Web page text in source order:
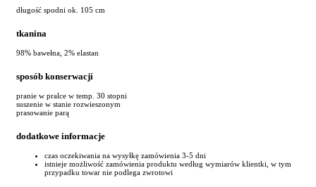
długość spodni ok. 105 cm
tkanina
98% bawełna, 2% elastan
sposób konserwacji
pranie w pralce w temp. 30 stopni
suszenie w stanie rozwieszonym
prasowanie parą
dodatkowe informacje
czas oczekiwania na wysyłkę zamówienia 3-5 dni
istnieje możliwość zamówienia produktu według wymiarów klientki, w tym
przypadku towar nie podlega zwrotowi